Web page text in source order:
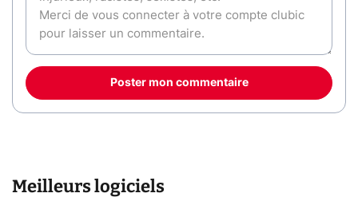
Poster mon commentaire
Meilleurs logiciels